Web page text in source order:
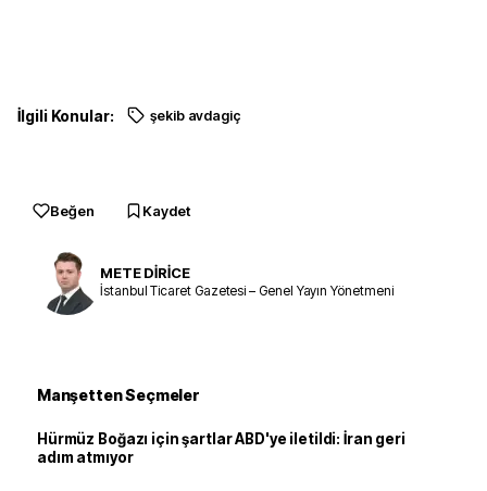
İlgili Konular: şekib avdagiç
Beğen Kaydet
METE DİRİCE
İstanbul Ticaret Gazetesi – Genel Yayın Yönetmeni
Manşetten Seçmeler
Hürmüz Boğazı için şartlar ABD'ye iletildi: İran geri
adım atmıyor